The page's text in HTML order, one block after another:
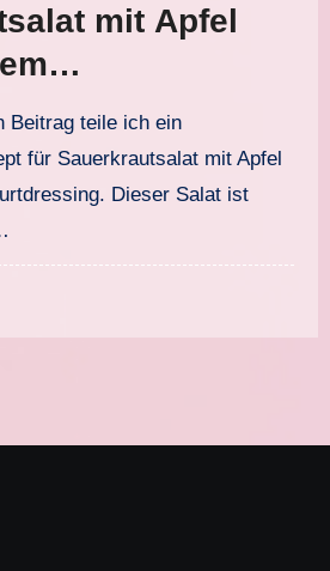
mit Apfel
für Sauerkrautsalat mit Apfel
Dieser Salat ist